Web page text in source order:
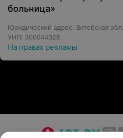
больница»
Юридический адрес: Витебская
УНП: 300044028
На правах рекламы